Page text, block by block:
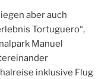
aber auch
Tortuguero“,
Manuel
inklusive Flug